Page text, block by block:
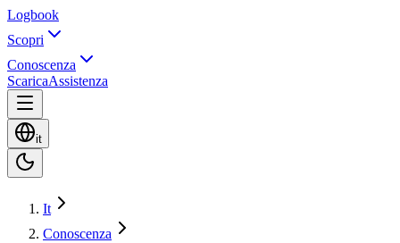
Logbook
Scopri
Conoscenza
ScaricaAssistenza
it
It
Conoscenza